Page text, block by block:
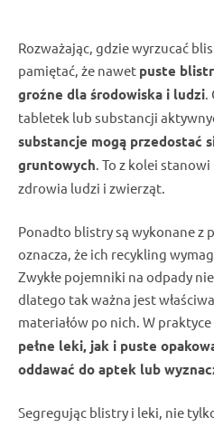
Rozważając, gdziewyrzucać
pamiętać, że nawet puste
groźne dla środowiska i ludzi.
tabletek lub substancji
substancje mogą przedostać
gruntowych. To z kolei
zdrowia ludzi i zwierząt.
Ponadto blistrysą wykonane z
oznacza, że ich recykling
Zwykłe pojemniki na odpady
dlatego tak ważna jest właściwa
materiałów po nich. W
pełne leki, jak i puste
oddawać do aptek lub
Segregując blistry i leki, nie